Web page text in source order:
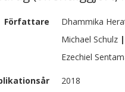
Författare Dhammika
Michael Schulz |
Ezechiel
2018